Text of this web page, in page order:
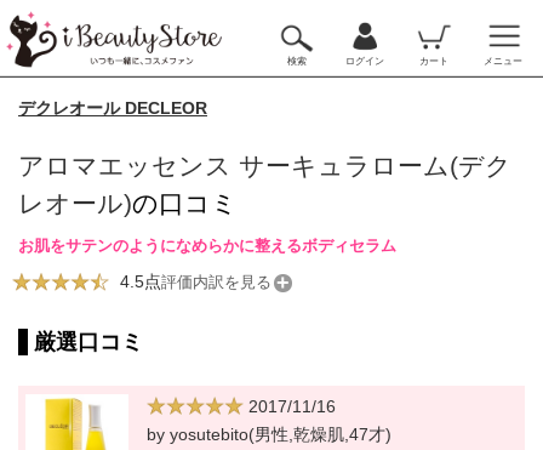
検索 ログイン カート メニュー
デクレオール DECLEOR
アロマエッセンス サーキュラローム(デク
レオール)の口コミ
お肌をサテンのようになめらかに整えるボディセラム
4.5点評価内訳を見る
厳選口コミ
2017/11/16
by yosutebito(男性,乾燥肌,47才)